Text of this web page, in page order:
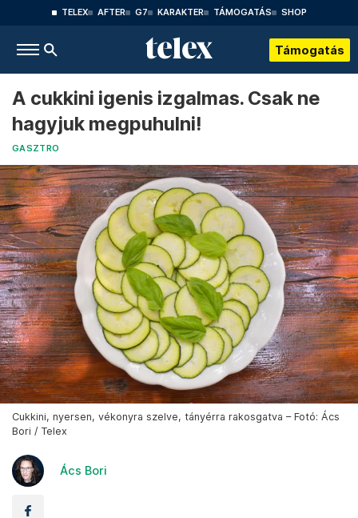
TELEX AFTER G7 KARAKTER TÁMOGATÁS SHOP
Támogatás
A cukkini igenis izgalmas. Csak ne
hagyjuk megpuhulni!
GASZTRO
Cukkini, nyersen, vékonyra szelve, tányérra rakosgatva – Fotó: Ács
Bori / Telex
Ács Bori